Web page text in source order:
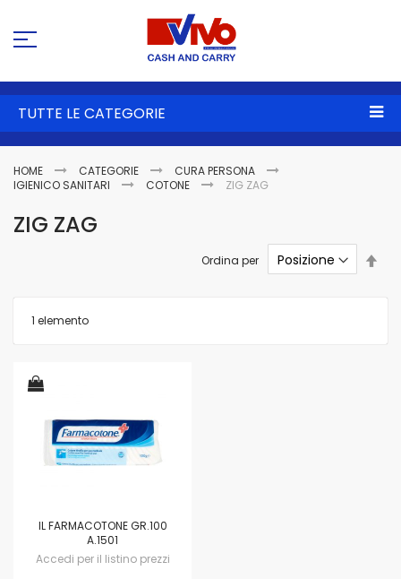
TUTTE LE CATEGORIE
HOME CATEGORIE
CURA PERSONA
IGIENICO SANITARI
COTONE ZIG ZAG
ZIG ZAG
1 elemento
Ordina per
IL FARMACOTONE GR.100
A.1501
Accedi per il listino prezzi